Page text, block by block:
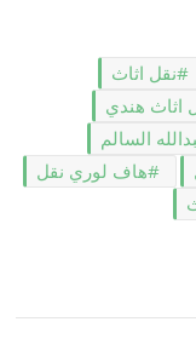
نقل اثاث
اثاث هندي
السالم
هاف لوري نقل